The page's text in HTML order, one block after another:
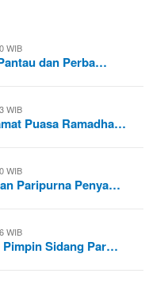
WIB
dan Perba…
WIB
Puasa Ramadha…
WIB
Paripurna Penya…
WIB
Pimpin Sidang Par…